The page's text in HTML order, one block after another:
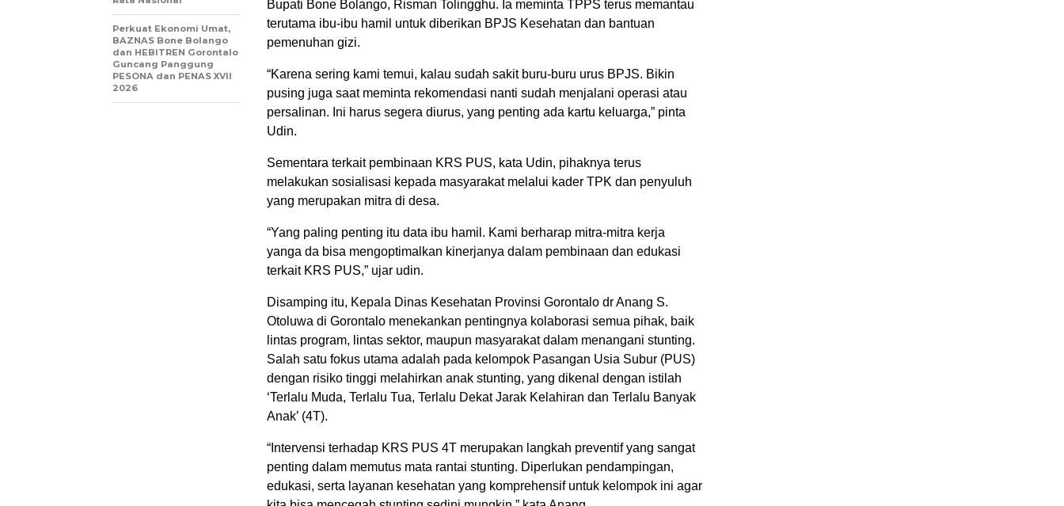
Bupati Bone Bolango, Risman Tolingghu. Ia meminta TPPS terus memantau
terutama ibu-ibu hamil untuk diberikan BPJS Kesehatan dan bantuan
pemenuhan gizi.
“Karena sering kami temui, kalau sudah sakit buru-buru urus BPJS. Bikin
pusing juga saat meminta rekomendasi nanti sudah menjalani operasi atau
persalinan. Ini harus segera diurus, yang penting ada kartu keluarga,” pinta
Udin.
Sementara terkait pembinaan KRS PUS, kata Udin, pihaknya terus
melakukan sosialisasi kepada masyarakat melalui kader TPK dan penyuluh
yang merupakan mitra di desa.
“Yang paling penting itu data ibu hamil. Kami berharap mitra-mitra kerja
yanga da bisa mengoptimalkan kinerjanya dalam pembinaan dan edukasi
terkait KRS PUS,” ujar udin.
Disamping itu, Kepala Dinas Kesehatan Provinsi Gorontalo dr Anang S.
Otoluwa di Gorontalo menekankan pentingnya kolaborasi semua pihak, baik
lintas program, lintas sektor, maupun masyarakat dalam menangani stunting.
Salah satu fokus utama adalah pada kelompok Pasangan Usia Subur (PUS)
dengan risiko tinggi melahirkan anak stunting, yang dikenal dengan istilah
‘Terlalu Muda, Terlalu Tua, Terlalu Dekat Jarak Kelahiran dan Terlalu Banyak
Anak’ (4T).
“Intervensi terhadap KRS PUS 4T merupakan langkah preventif yang sangat
penting dalam memutus mata rantai stunting. Diperlukan pendampingan,
edukasi, serta layanan kesehatan yang komprehensif untuk kelompok ini agar
Perkuat Ekonomi Umat,
BAZNAS Bone Bolango
dan HEBITREN Gorontalo
Guncang Panggung
PESONA dan PENAS XVII
2026